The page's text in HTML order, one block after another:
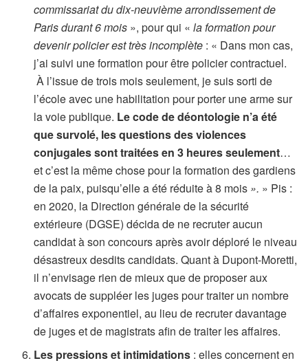
commissariat du dix-neuvième arrondissement de
Paris durant 6 mois », pour qui «la formation pour
devenir policier est très incomplète : « Dans mon cas,
j’ai suivi une formation pour être policier contractuel.
À l’issue de trois mois seulement, je suis sorti de
l’école avec une habilitation pour porter une arme sur
la voie publique. Le code de déontologie n’a été
que survolé, les questions des violences
conjugales sont traitées en 3 heures seulement…
et c’est la même chose pour la formation des gardiens
de la paix, puisqu’elle a été réduite à 8 mois ». » Pis :
en 2020, la Direction générale de la sécurité
extérieure (DGSE) décida de ne recruter aucun
candidat à son concours après avoir déploré le niveau
désastreux desdits candidats. Quant à Dupont-Moretti,
il n’envisage rien de mieux que de proposer aux
avocats de suppléer les juges pour traiter un nombre
d’affaires exponentiel, au lieu de recruter davantage
de juges et de magistrats afin de traiter les affaires.
Les pressions et intimidations : elles concernent en